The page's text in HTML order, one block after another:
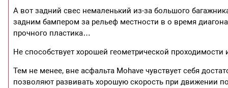
А вот задний свес немаленький из-за большого
задним бампером за рельеф местности в о время
прочного пластика…
Не способствует хорошей геометрической
Тем не менее, вне асфальта Mohave чувствует себя
позволяют развивать хорошую скорость при движении